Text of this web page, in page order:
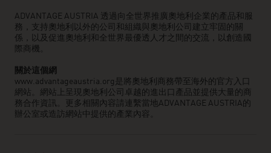
ADVANTAGE AUSTRIA 透過向全世界推廣奧地利企業的產品和服
務，支持奧地利以外的公司和組織與奧地利公司建立牢固的關
係，以及促進奧地利和全世界最優透人才之間的交流，以創造國
際商機。
關於這個網
www.advantageaustria.org是將奧地利商務帶至海外的官方入口
網站。網站上呈現奧地利公司卓越的進出口產品並提供大量的商
務合作資訊。更多相關內容請連繫當地ADVANTAGE AUSTRIA的
辦公室或造訪網站中提供的產業內容。